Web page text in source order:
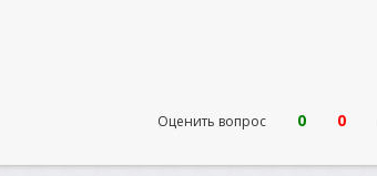
Оценить вопрос 0 0